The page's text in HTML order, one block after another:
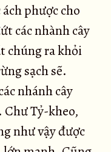
phược cho
các nhành cây
chúng ra khỏi
sạch sẽ.
nhánh cây
Tỷ-kheo,
như vậy được